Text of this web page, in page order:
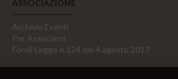
ASSOCIAZIONE
Archivio Eventi
Per Associarsi
Fondi Legge n.124 del 4 agosto 2017